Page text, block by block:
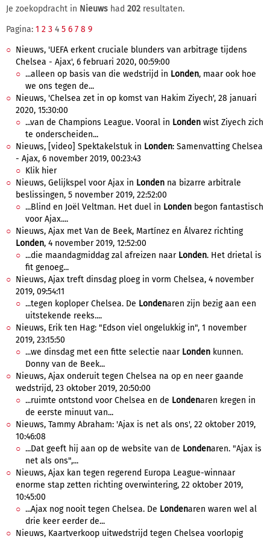
Je zoekopdracht in Nieuws had 202 resultaten.
Pagina: 1 2 3 4 5 6 7 8 9
Nieuws, 'UEFA erkent cruciale blunders van arbitrage tijdens
Chelsea - Ajax', 6 februari 2020, 00:59:00
...alleen op basis van die wedstrijd in Londen, maar ook hoe
we ons tegen de...
Nieuws, 'Chelsea zet in op komst van Hakim Ziyech', 28 januari
2020, 15:30:00
...van de Champions League. Vooral in Londen wist Ziyech zich
te onderscheiden...
Nieuws, [video] Spektakelstuk in Londen: Samenvatting Chelsea
- Ajax, 6 november 2019, 00:23:43
Klik hier
Nieuws, Gelijkspel voor Ajax in Londen na bizarre arbitrale
beslissingen, 5 november 2019, 22:52:00
...Blind en Joël Veltman. Het duel in Londen begon fantastisch
voor Ajax....
Nieuws, Ajax met Van de Beek, Martínez en Álvarez richting
Londen, 4 november 2019, 12:52:00
...die maandagmiddag zal afreizen naar Londen. Het drietal is
fit genoeg...
Nieuws, Ajax treft dinsdag ploeg in vorm Chelsea, 4 november
2019, 09:54:11
...tegen koploper Chelsea. De Londenaren zijn bezig aan een
uitstekende reeks....
Nieuws, Erik ten Hag: "Edson viel ongelukkig in", 1 november
2019, 23:15:50
...we dinsdag met een fitte selectie naar Londen kunnen.
Donny van de Beek...
Nieuws, Ajax onderuit tegen Chelsea na op en neer gaande
wedstrijd, 23 oktober 2019, 20:50:00
...ruimte ontstond voor Chelsea en de Londenaren kregen in
de eerste minuut van...
Nieuws, Tammy Abraham: 'Ajax is net als ons', 22 oktober 2019,
10:46:08
...Dat geeft hij aan op de website van de Londenaren. "Ajax is
net als ons",...
Nieuws, Ajax kan tegen regerend Europa League-winnaar
enorme stap zetten richting overwintering, 22 oktober 2019,
10:45:00
...Ajax nog nooit tegen Chelsea. De Londenaren waren wel al
drie keer eerder de...
Nieuws, Kaartverkoop uitwedstrijd tegen Chelsea voorlopig